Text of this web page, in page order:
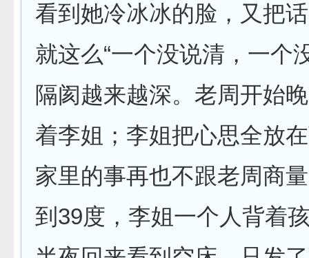
看到她冷冰冰的脸，又把
就这么“一个没说清，一个
隔阂越来越深。老周开始
着李姐；李姐把心思全放
家里的事再也不跟老周商
到39度，李姐一个人背着